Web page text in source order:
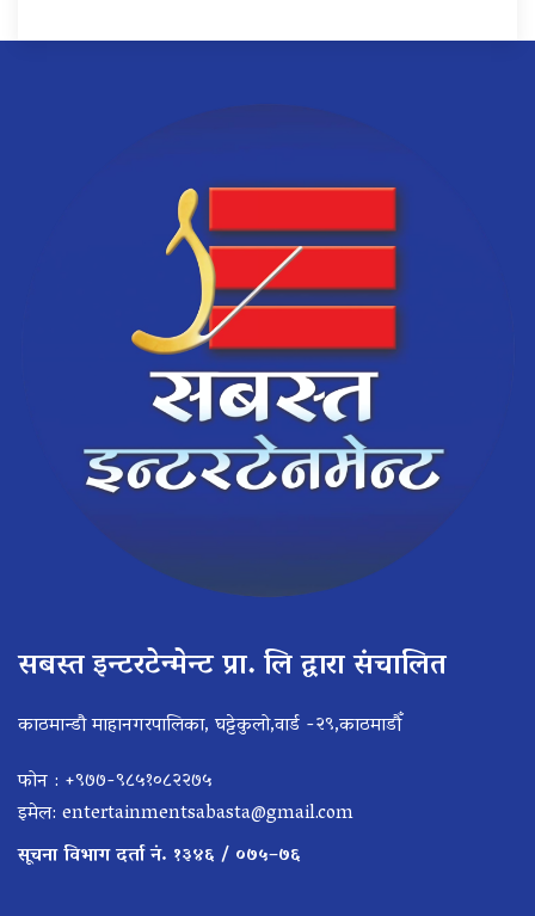
सबस्त इन्टरटेन्मेन्ट प्रा. लि द्वारा संचालित
काठमान्डौ माहानगरपालिका, घट्टेकुलो,वार्ड -२९,काठमाडौँ
फोन : +९७७-९८५१०८२२७५
इमेल: entertainmentsabasta@gmail.com
सूचना विभाग दर्ता नं. १३४६ / ०७५–७६